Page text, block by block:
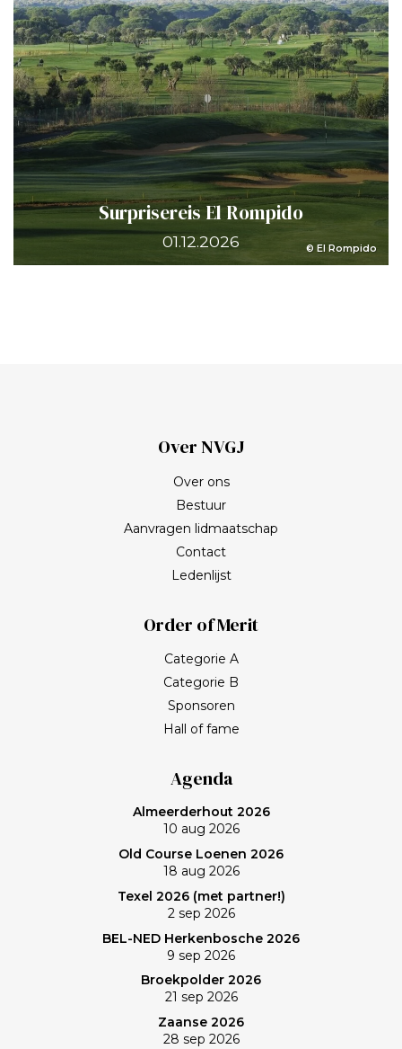
© El Rompido
Surprisereis El Rompido
01.12.2026
Over NVGJ
Over ons
Bestuur
Aanvragen lidmaatschap
Contact
Ledenlijst
Order of Merit
Categorie A
Categorie B
Sponsoren
Hall of fame
Agenda
Almeerderhout 2026
10 aug 2026
Old Course Loenen 2026
18 aug 2026
Texel 2026 (met partner!)
2 sep 2026
BEL-NED Herkenbosche 2026
9 sep 2026
Broekpolder 2026
21 sep 2026
Zaanse 2026
28 sep 2026